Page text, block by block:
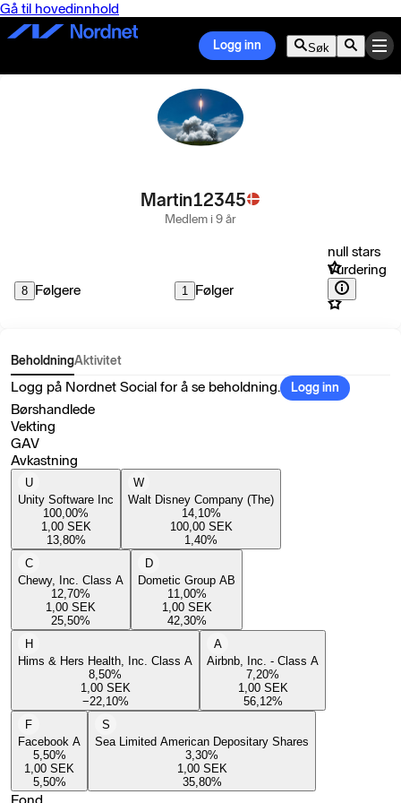
Gå til hovedinnhold
Logg inn Søk
Martin12345
Medlem i 9 år
8 Følgere 1 Følger
null stars
Vurdering
BeholdningAktivitet
Logg på Nordnet Social for å se beholdning. Logg inn
Børshandlede
Vekting
GAV
Avkastning
U
Unity Software Inc
100,00%
1,00 SEK
13,80%
W
Walt Disney Company (The)
14,10%
100,00 SEK
1,40%
C
Chewy, Inc. Class A
12,70%
1,00 SEK
25,50%
D
Dometic Group AB
11,00%
1,00 SEK
42,30%
H
Hims & Hers Health, Inc. Class A
8,50%
1,00 SEK
−22,10%
A
Airbnb, Inc. - Class A
7,20%
1,00 SEK
56,12%
F
Facebook A
5,50%
1,00 SEK
5,50%
S
Sea Limited American Depositary Shares
3,30%
1,00 SEK
35,80%